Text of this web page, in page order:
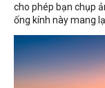
cho phép bạn chụp
ống kính này mang